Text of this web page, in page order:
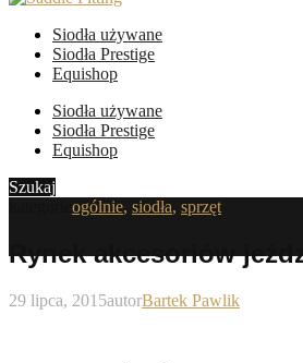
Siodła używane
Siodła Prestige
Equishop
Siodła używane
Siodła Prestige
Equishop
Szukaj
ogólnie, siodła, sprzęt
Rynek akcesoriów
29 lipca, 2015autorBartek Pawlik